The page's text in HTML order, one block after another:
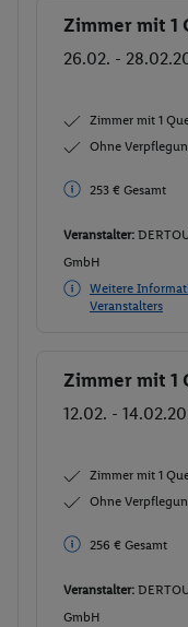
Buchen
Zimmer mit 1
26.02. -
Zimmer mit 1
Ohne
253 € Gesamt
Veranstalter:
GmbH
Weitere
Veranstalters
Buchen
Zimmer mit 1
12.02. -
Zimmer mit 1
Ohne
256 € Gesamt
Veranstalter:
GmbH